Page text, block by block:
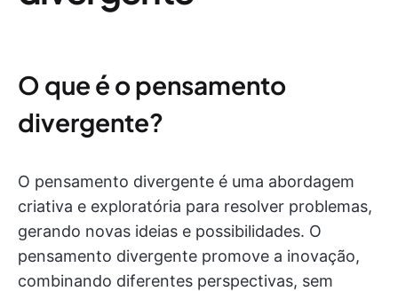
O que é o pensamento
divergente?
O pensamento divergente é uma abordagem
criativa e exploratória para resolver problemas,
gerando novas ideias e possibilidades. O
pensamento divergente promove a inovação,
combinando diferentes perspectivas, sem